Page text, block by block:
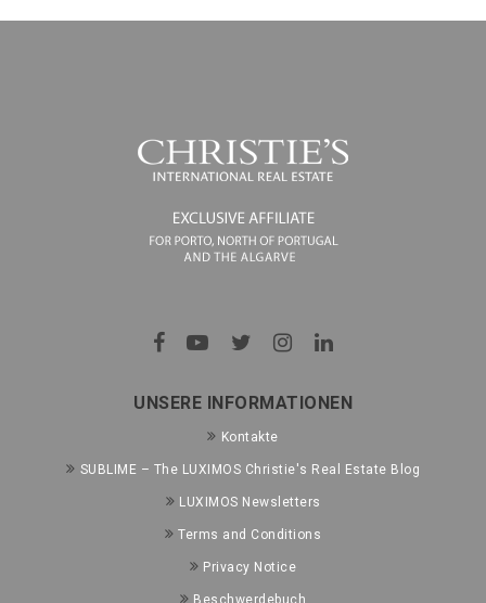
UNSERE INFORMATIONEN
Kontakte
SUBLIME – The LUXIMOS Christie's Real Estate Blog
LUXIMOS Newsletters
Terms and Conditions
Privacy Notice
Beschwerdebuch